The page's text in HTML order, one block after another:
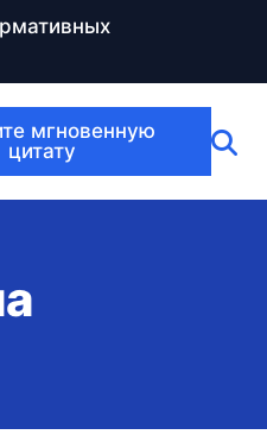
мгновенную
цитату